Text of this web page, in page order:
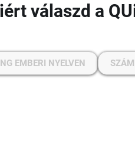
válaszd a
EMBERI NYELVEN